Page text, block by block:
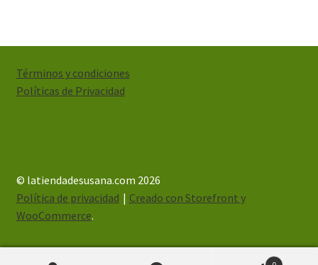
Términos y condiciones
Políticas de Privacidad
© latiendadesusana.com 2026
Política de privacidad
Creado con Storefront y
WooCommerce.